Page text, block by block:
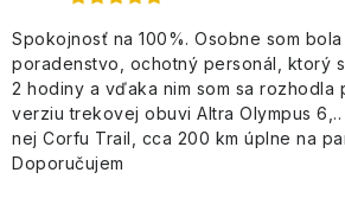
Spokojnosť na 100%. Osobne som
poradenstvo, ochotný personál, ktorý
2 hodiny a vďaka nim som sa rozhodla
verziu trekovej obuvi Altra Olympus
nej Corfu Trail, cca 200 km úplne na
Doporučujem